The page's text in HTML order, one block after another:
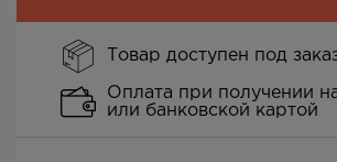
Товар доступен под
Оплата при получении
или банковской картой